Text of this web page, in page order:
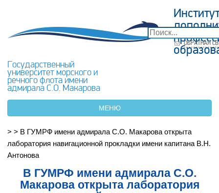
Государственный
университет морского и
речного флота имени
адмирала С.О. Макарова
ОБРАТНАЯ
МЕНЮ
> > В ГУМРФ имени адмирала С.О. Макарова открыта
лаборатория навигационной прокладки имени капитана В.Н.
Антонова
В ГУМРФ имени адмирала С.О.
Макарова открыта лаборатория